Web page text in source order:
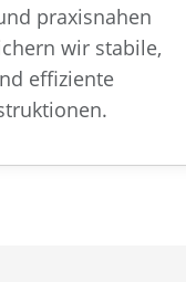
praxisnahen
wir stabile,
effiziente